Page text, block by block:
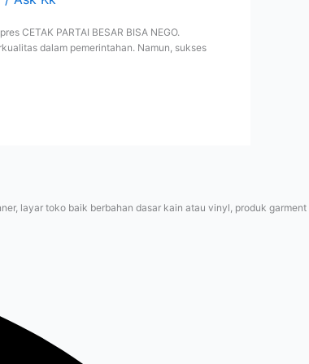
CETAK PARTAI BESAR BISA NEGO.
dalam pemerintahan. Namun, sukses
layar toko baik berbahan dasar kain atau vinyl, produk garment